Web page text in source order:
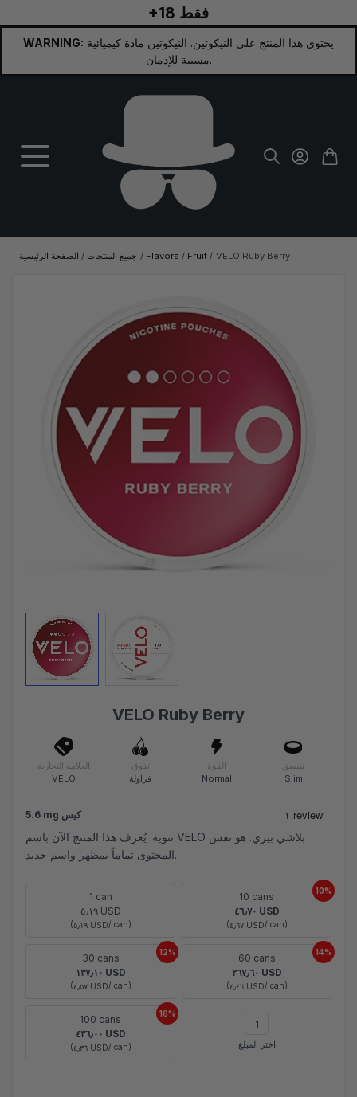
+18 فقط
WARNING:
مسببة للإدمان.
الصفحة الرئيسية / جميع المنتجات / Flavors / Fruit / VELO Ruby Berry
View larger image
VELO Ruby Berry
العلامة التجارية
VELO
تذوق
فراولة
القوة
Normal
تنسيق
Slim
5.6 mg كيس
تنويه: يُعرف هذا المنتج الآن باسم VELO بلاشي بيري. هو نفس
المحتوى تماماً بمظهر واسم جديد.
1 can
٥٫١٩ USD
( ٥٫١٩ USD/ can)
10 cans
٤٦٫٧٠ USD
( ٤٫٦٧ USD/ can)
10%
30 cans
١٣٧٫١٠ USD
( ٤٫٥٧ USD/ can)
12%
60 cans
٢٦٧٫٦٠ USD
( ٤٫٤٦ USD/ can)
14%
100 cans
٤٣٦٫٠٠ USD
( ٤٫٣٦ USD/ can)
16%
اختر المبلغ